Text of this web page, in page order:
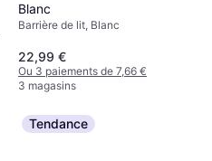
Blanc
Barrière de lit, Blanc
22,99 €
Ou 3 paiements de 7,66 €
3 magasins
Tendance